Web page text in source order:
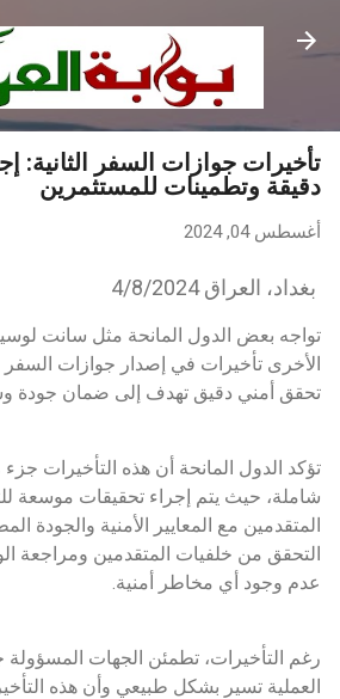
التخطي إلى المحتوى
تأخيرات جوازات السفر الثانية:
دقيقة وتطمينات للمستثمرين
أغسطس 04, 2024
بغداد، العراق 4/8/2024
تواجه بعض الدول المانحة مثل سانت
الأخرى تأخيرات في إصدار جوازات السفر
تحقق أمني دقيق تهدف إلى ضمان جودة
تؤكد الدول المانحة أن هذه التأخيرات
شاملة، حيث يتم إجراء تحقيقات موسعة
المتقدمين مع المعايير الأمنية والجودة
التحقق من خلفيات المتقدمين ومراجعة
عدم وجود أي مخاطر أمنية.
رغم التأخيرات، تطمئن الجهات المسؤولة
العملية تسير بشكل طبيعي وأن هذه